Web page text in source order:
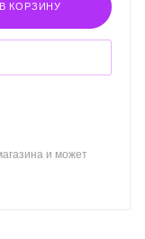
В КОРЗИНУ
и может